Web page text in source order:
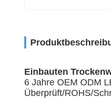
Einbauten
6 Jahre OEM ODM
Überprüft/ROHS/